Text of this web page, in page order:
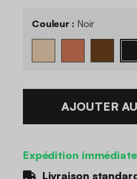
Couleur : Noir
AJOUTER
Expédition immédiate
Livraison